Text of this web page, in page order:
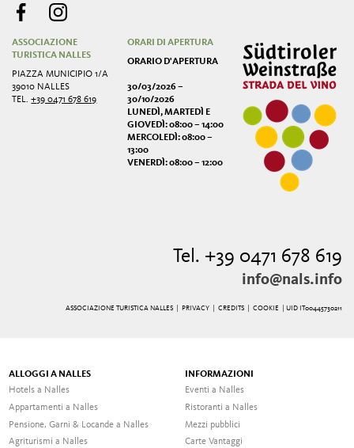
ASSOCIAZIONE
TURISTICA NALLES
PIAZZA MUNICIPIO 1/A
39010 NALLES
TEL.+39 0471 678 619
ORARI DI APERTURA
ORARIO D'APERTURA
30/03/2026 –
30/10/2026
LUNEDÌ, MARTEDÌ E
GIOVEDÌ: 08:00 – 14:00
MERCOLEDÌ: 08:00 –
13:00
VENERDÌ: 08:00 – 12:00
Tel. +39 0471 678 619
info@nals.info
ASSOCIAZIONE TURISTICA NALLES | PRIVACY| CREDITS| COOKIE | UID IT00445730211
ALLOGGI A NALLES
Hotels a Nalles
Appartamenti a Nalles
Pensione, Garni & Locande a Nalles
Agriturismi a Nalles
INFORMAZIONI
Eventi a Nalles
Ristoranti a Nalles
Mezzi pubblici
Carte Vantaggi